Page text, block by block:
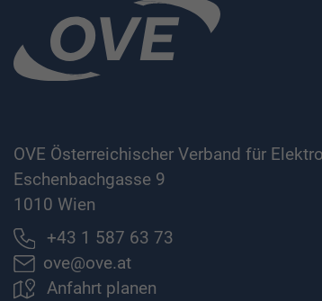
OVE Österreichischer Verband für
Eschenbachgasse 9
1010 Wien
+43 1 587 63 73
ove@ove.at
Anfahrt planen